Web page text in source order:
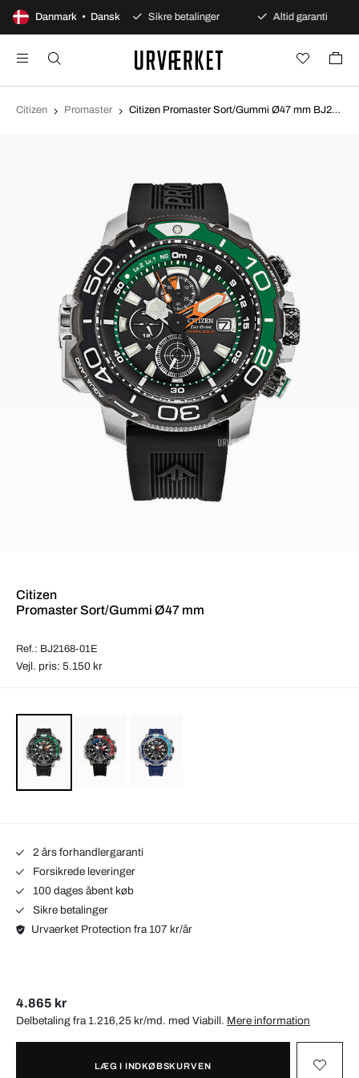
Danmark • Dansk
dages åbent køb Sikre betalinger Altid garanti
Citizen Promaster Citizen Promaster Sort/Gummi Ø47 mm BJ2168-01E
Citizen
Promaster Sort/Gummi Ø47 mm
Ref.: BJ2168-01E
Vejl. pris: 5.150 kr
2 års forhandlergaranti
Forsikrede leveringer
100 dages åbent køb
Sikre betalinger
Urvaerket Protection fra 107 kr/år
4.865 kr
Delbetaling fra 1.216,25 kr/md. med Viabill. Mere information
LÆG I INDKØBSKURVEN